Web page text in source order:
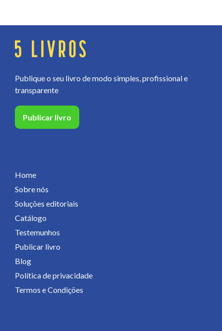
Publique o seu livro de modo simples, profissional e
transparente
Publicar livro
Home
Sobre nós
Soluções editoriais
Catálogo
Testemunhos
Publicar livro
Blog
Política de privacidade
Termos e Condições